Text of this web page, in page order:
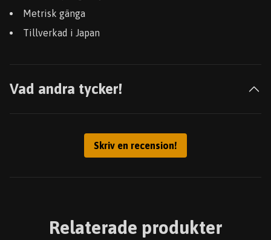
Metrisk gänga
Tillverkad i Japan
Vad andra tycker!
Skriv en recension!
Relaterade produkter